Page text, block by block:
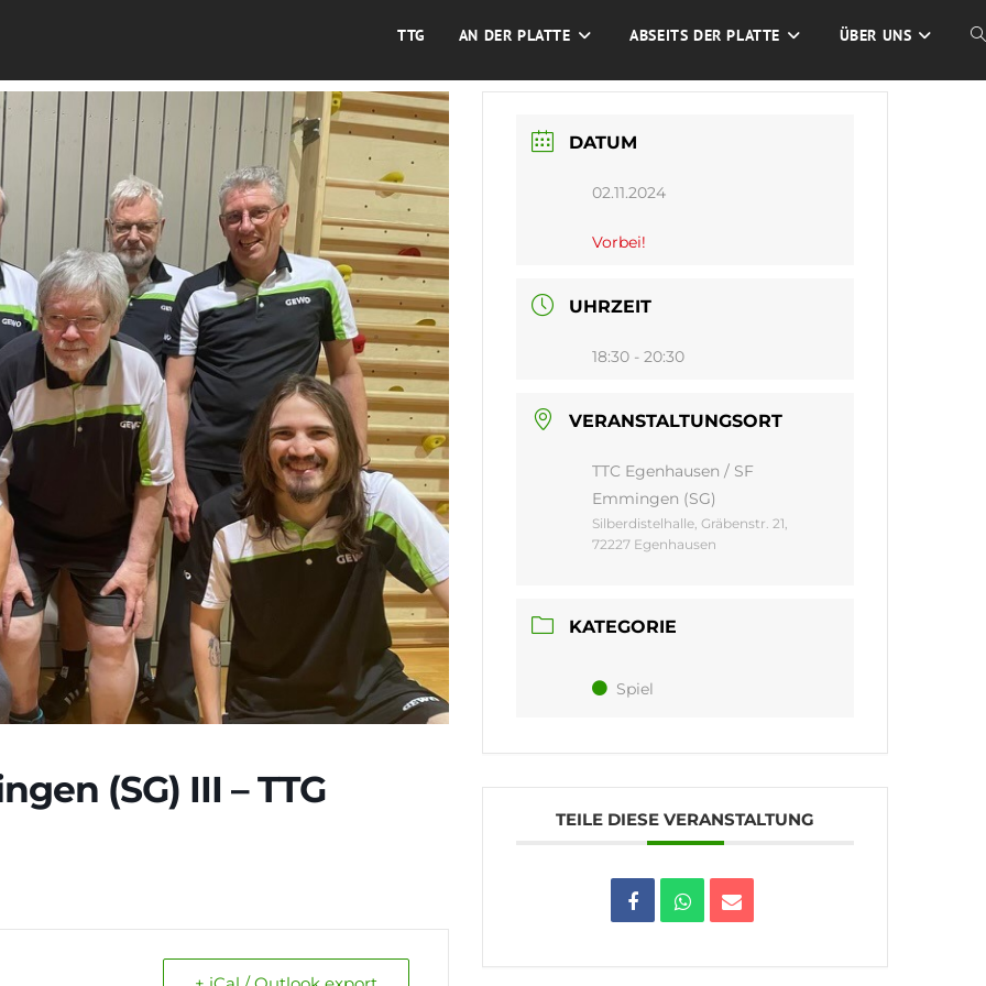
TTG AN DER PLATTE ABSEITS DER PLATTE ÜBER UNS
(SG) III – TTG
DATUM
02.11.2024
Vorbei!
UHRZEIT
18:30 - 20:30
VERANSTALTUNGSORT
TTC Egenhausen / SF
Emmingen (SG)
Silberdistelhalle, Gräbenstr. 21,
72227 Egenhausen
KATEGORIE
Spiel
TEILE DIESE VERANSTALTUNG